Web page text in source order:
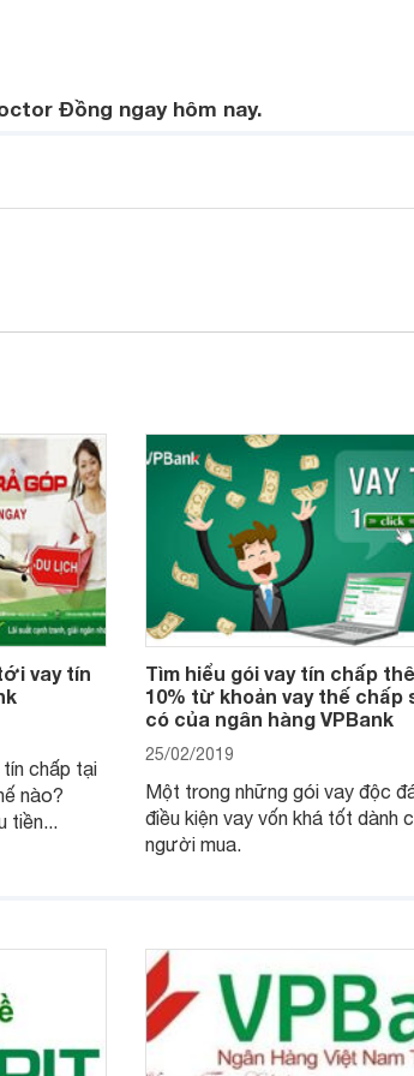
Đồng ngay hôm nay.
vay tín
tín chấp tại
nào?
tiền...
Tìm hiểu gói vay tín chấp
10% từ khoản vay thế chấp
có của ngân hàng VPBank
25/02/2019
Một trong những gói vay độc
điều kiện vay vốn khá tốt dành
người mua.